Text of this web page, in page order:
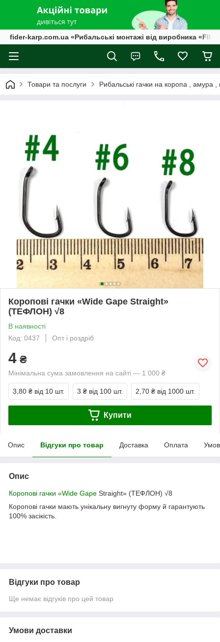
fider-karp.com.ua «Рибальські монтажі від виробника
Товари та послуги Рибальські гачки на коропа , амура
Коропові гачки «Wide Gape Straight»
(ТЕФЛОН) √8
В наявності
Код: 0437
Опт і роздріб
4 ₴
Мінімальна сума замовлення на сайті — 1 000 ₴
3,80 ₴ від 10 шт. 3 ₴ від 100 шт. 2,70 ₴ від 1000 шт.
Купити
Опис Відгуки про товар Доставка Оплата
Опис
Коропові гачки «Wide Gape Straight» (ТЕФЛОН) √8
Коропові гачки мають унікальну вигнуту форму й гарантують
100% засікість.
Відгуки про товар
Ще немає відгуків про цей товар
Умови доставки